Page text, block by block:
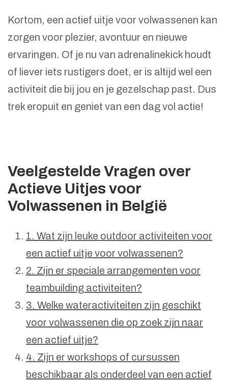
Kortom, een actief uitje voor volwassenen kan
zorgen voor plezier, avontuur en nieuwe
ervaringen. Of je nu van adrenalinekick houdt
of liever iets rustigers doet, er is altijd wel een
activiteit die bij jou en je gezelschap past. Dus
trek eropuit en geniet van een dag vol actie!
Veelgestelde Vragen over
Actieve Uitjes voor
Volwassenen in België
1. Wat zijn leuke outdoor activiteiten voor
een actief uitje voor volwassenen?
2. Zijn er speciale arrangementen voor
teambuilding activiteiten?
3. Welke wateractiviteiten zijn geschikt
voor volwassenen die op zoek zijn naar
een actief uitje?
4. Zijn er workshops of cursussen
beschikbaar als onderdeel van een actief